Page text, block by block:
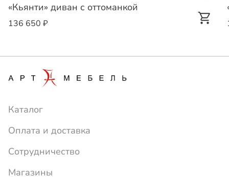
«Кьянти» диван с оттоманкой
136 650 ₽
Каталог
Оплата и доставка
Сотрудничество
Магазины